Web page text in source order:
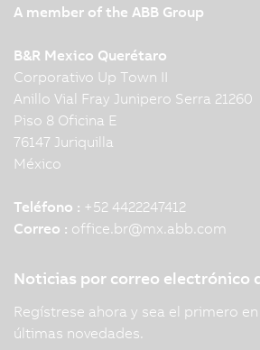
A member of the ABB Group
B&R Mexico Querétaro
Corporativo Up Town II
Anillo Vial Fray Junipero Serra 21260
Piso 8 Oficina E
76147 Juriquilla
México
Teléfono : +52 4422247412
Correo : office.br@mx.abb.com
Noticias por correo electrónico
Regístrese ahora y sea el primero
últimas novedades.